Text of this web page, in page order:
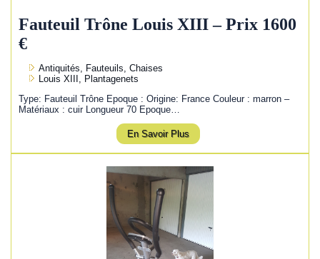
Fauteuil Trône Louis XIII – Prix 1600
€
Antiquités, Fauteuils, Chaises
Louis XIII, Plantagenets
Type: Fauteuil Trône Epoque : Origine: France Couleur : marron –
Matériaux : cuir Longueur 70 Epoque…
En Savoir Plus